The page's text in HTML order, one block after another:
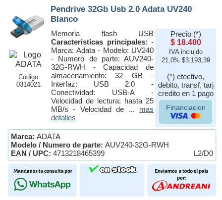
Codigo
0314021
Pendrive 32Gb Usb 2.0 Adata UV240
Blanco
Memoria flash USB
Caracteristicas principales: -
Marca: Adata - Modelo: UV240
- Numero de parte: AUV240-
32G-RWH - Capacidad de
almacenamiento: 32 GB -
Interfaz: USB 2.0 -
Conectividad: USB-A -
Velocidad de lectura: hasta 25
MB/s - Velocidad de ... mas
detalles
Precio (*)
$ 18.400
IVA incluido
21,0% $3.193,39
(*) efectivo,
debito, transf, tarj
credito en 1 pago
Financiacion
Marca: ADATA
Modelo / Numero de parte: AUV240-32G-RWH
EAN / UPC: 4713218465399 L2/D0